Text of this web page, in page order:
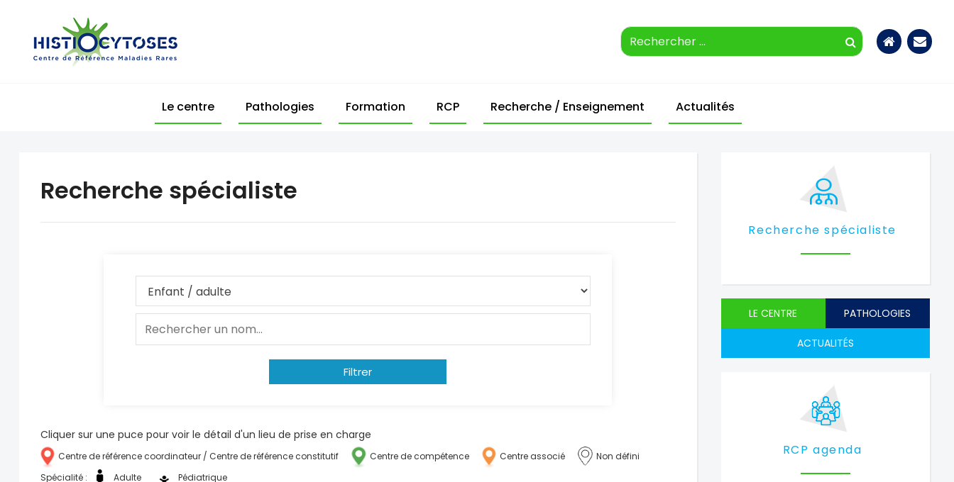
Histiocytoses
Maladie
Accueil
Nous
Le centre Pathologies Formation RCP Recherche / Enseignement Actualités
Recherche spécialiste
Filtrer
Cliquer sur une puce pour voir le détail d'un lieu de prise en charge
Centre de référence coordinateur / Centre de référence constitutif Centre de compétence Centre associé
Non défini
Spécialité :
Adulte Pédiatrique
Recherche spécialiste
LE CENTRE PATHOLOGIES
ACTUALITÉS
RCP agenda